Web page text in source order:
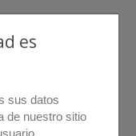
es
sus datos
de nuestro sitio